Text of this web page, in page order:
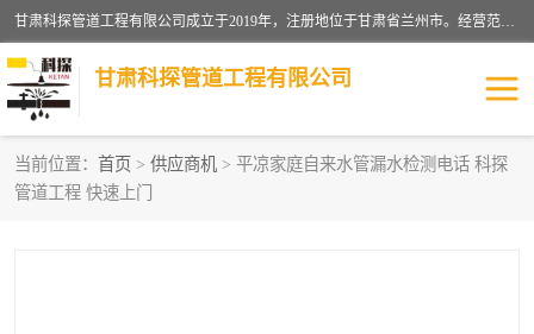
甘肃科探管道工程有限公司成立于2019年，注册地位于甘肃省兰州市。经营范围包括管道安装、清洗、疏通、维修、检测，防水工程，工程钻孔，化粪池清理，暖气安装，给排水管道安装维修，室内外管道如消防、供水、供热管道漏水检测定位，室内外防水堵漏等。
甘肃科探管道工程有限公司
当前位置： 首页 > 供应商机 > 平凉家庭自来水管漏水检测电话 科探
管道工程 快速上门